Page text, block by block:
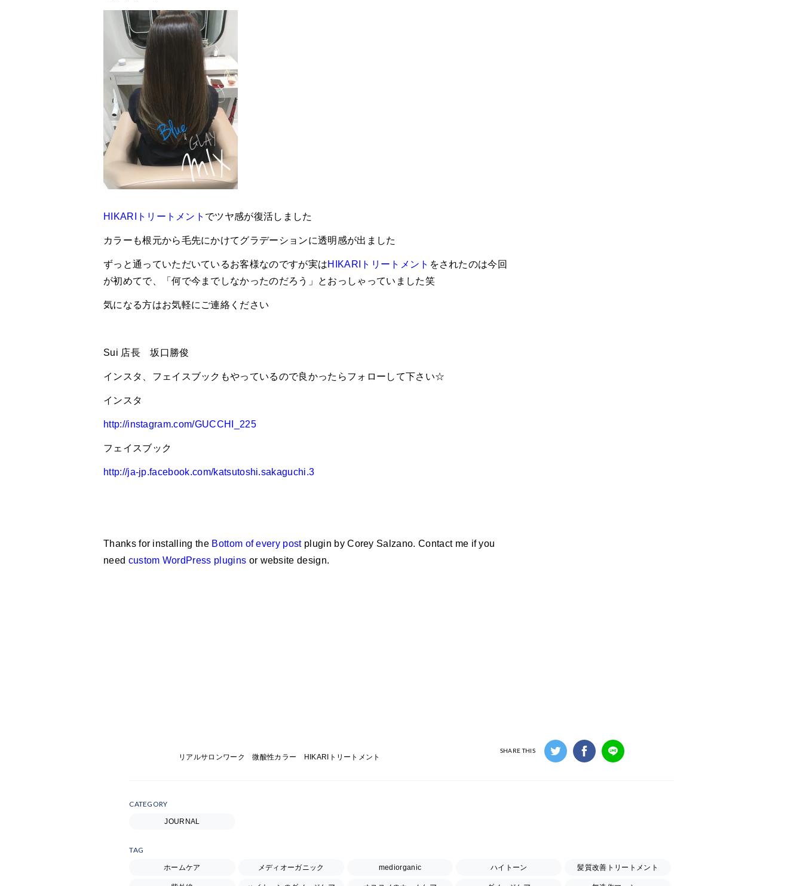
HIKARIトリートメント でツヤ感が復活しました
カラーも根元から毛先にかけてグラデーションに透明感が出ました
ずっと通っていただいているお客様なのですが実はHIKARIトリートメント をされたのは今回
が初めてで、「何で今までしなかったのだろう」とおっしゃっていました笑
気になる方はお気軽にご連絡ください
Sui 店長 坂口勝俊
インスタ、フェイスブックもやっているので良かったらフォローして下さい☆
インスタ
http://instagram.com/GUCCHI_225
フェイスブック
http://ja-jp.facebook.com/katsutoshi.sakaguchi.3
Thanks for installing the Bottom of every postplugin by Corey Salzano. Contact me if you
need custom WordPress plugins or website design.
リアルサロンワーク 微酸性カラー HIKARIトリートメント
SHARE THIS
CATEGORY
JOURNAL
TAG
ホームケア メディオーガニック mediorganic ハイトーン 髪質改善トリートメント